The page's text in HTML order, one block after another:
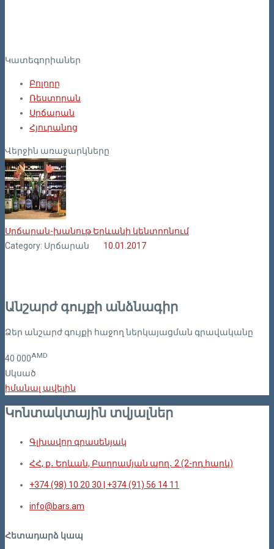
Կատեգորիաներ
Բոլորը
Ռեստորան
Սրճարան
Հյուրանոց
Վերջին առաջարկները
Սրճարան-խանութ Երևանի կենտրոնում
Category: Սրճարան
10.01.2017
Անշարժ գույքի անձնագիր
Ձեր անշարժ գույքի հաջող ներկայացման գրավականը
40 000AMD
Սկսած
իմանալ ավելին
Կոնտակտային տվյալներ
Գլխավոր գրասենյակ
ՀՀ, ք․ Երևան, Բաղրամյան պող․ 2 (2-րդ հարկ)
+374 (98) 10 20 30 | +374 (91) 56 14 11
info@bars.am
Հետադարձ կապ